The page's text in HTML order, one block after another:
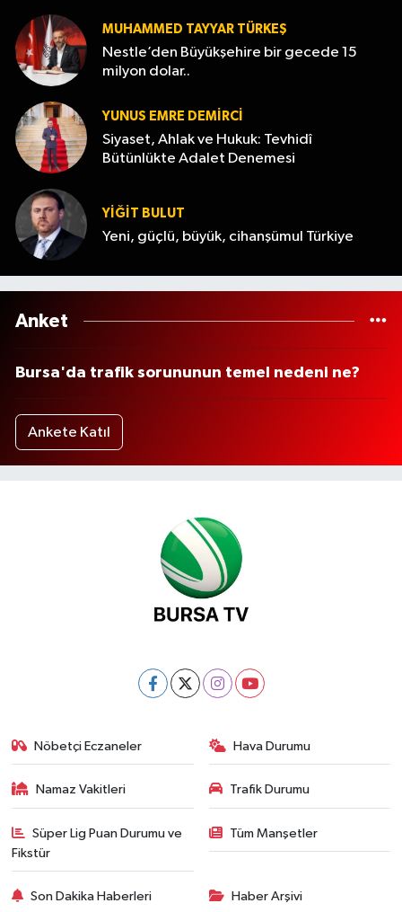
MUHAMMED TAYYAR TÜRKEŞ
Nestle’den Büyükşehire bir gecede 15
milyon dolar..
YUNUS EMRE DEMIRCI
Siyaset, Ahlak ve Hukuk: Tevhidî
Bütünlükte Adalet Denemesi
YİĞİT BULUT
Yeni, güçlü, büyük, cihanşümul Türkiye
Anket
Bursa'da trafik sorununun temel nedeni ne?
Ankete Katıl
Nöbetçi Eczaneler Hava Durumu
Namaz Vakitleri Trafik Durumu
Süper Lig Puan Durumu ve
Fikstür
Tüm Manşetler
Son Dakika Haberleri Haber Arşivi